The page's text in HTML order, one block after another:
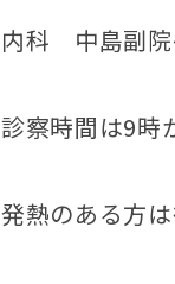
内科 中島副院
診察時間は9時
発熱のある方